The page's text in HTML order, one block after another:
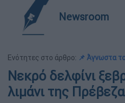
Newsroom
Ενότητες στο άρθρο: 📌 Άγνωστα
Νεκρό δελφίνι
λιμάνι της